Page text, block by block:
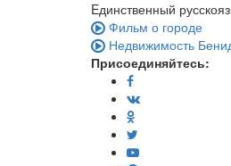
Eдинственный
Фильм о городе
Недвижимость
Присоединяйтесь: